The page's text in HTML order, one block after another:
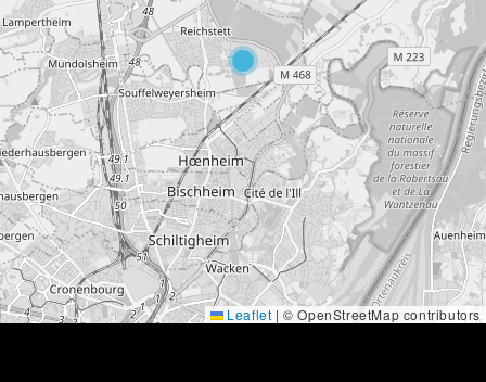
Leaflet | © OpenStreetMap contributors